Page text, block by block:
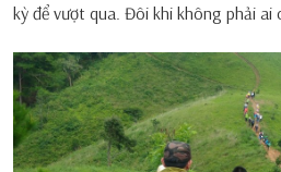
kỳ để vượt qua. Đôi khi không phải ai